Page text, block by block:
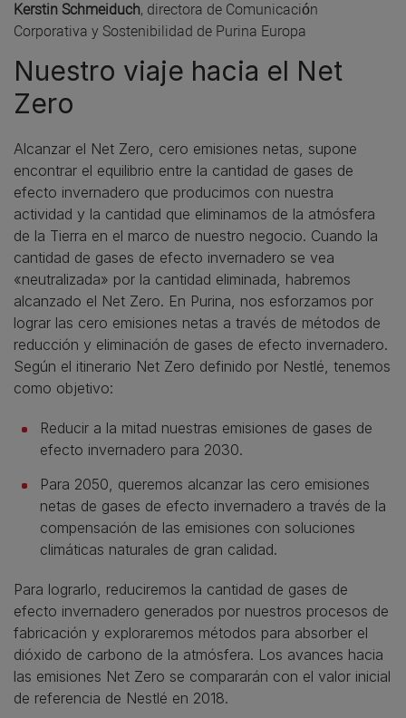
Kerstin Schmeiduch, directora de Comunicación
Corporativa y Sostenibilidad de Purina Europa
Nuestro viaje hacia el Net
Zero
Alcanzar el Net Zero, cero emisiones netas, supone
encontrar el equilibrio entre la cantidad de gases de
efecto invernadero que producimos con nuestra
actividad y la cantidad que eliminamos de la atmósfera
de la Tierra en el marco de nuestro negocio. Cuando la
cantidad de gases de efecto invernadero se vea
«neutralizada» por la cantidad eliminada, habremos
alcanzado el Net Zero. En Purina, nos esforzamos por
lograr las cero emisiones netas a través de métodos de
reducción y eliminación de gases de efecto invernadero.
Según el itinerario Net Zero definido por Nestlé, tenemos
como objetivo:
Reducir a la mitad nuestras emisiones de gases de
efecto invernadero para 2030.
Para 2050, queremos alcanzar las cero emisiones
netas de gases de efecto invernadero a través de la
compensación de las emisiones con soluciones
climáticas naturales de gran calidad.
Para lograrlo, reduciremos la cantidad de gases de
efecto invernadero generados por nuestros procesos de
fabricación y exploraremos métodos para absorber el
dióxido de carbono de la atmósfera. Los avances hacia
las emisiones Net Zero se compararán con el valor inicial
de referencia de Nestlé en 2018.